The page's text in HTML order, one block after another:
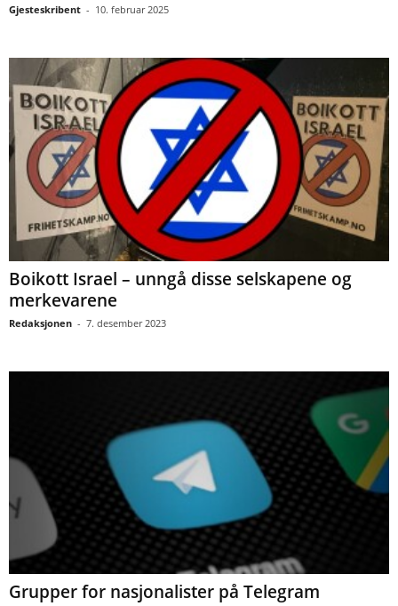
Gjesteskribent - 10. februar 2025
Boikott Israel – unngå disse selskapene og
merkevarene
Redaksjonen - 7. desember 2023
Grupper for nasjonalister på Telegram